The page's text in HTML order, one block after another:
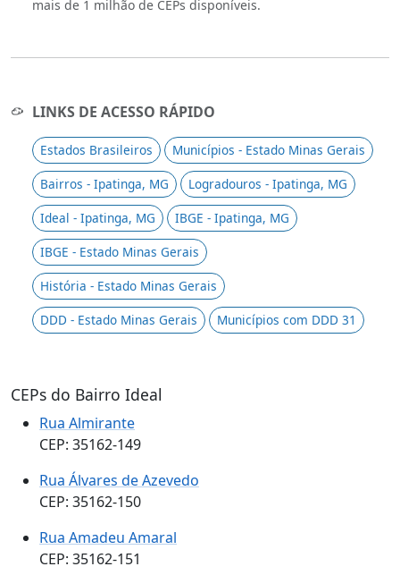
mais de 1 milhão de CEPs disponíveis.
LINKS DE ACESSO RÁPIDO
Estados Brasileiros
Municípios - Estado Minas Gerais
Bairros - Ipatinga, MG
Logradouros - Ipatinga, MG
Ideal - Ipatinga, MG
IBGE - Ipatinga, MG
IBGE - Estado Minas Gerais
História - Estado Minas Gerais
DDD - Estado Minas Gerais
Municípios com DDD 31
CEPs do Bairro Ideal
Rua Almirante
CEP: 35162-149
Rua Álvares de Azevedo
CEP: 35162-150
Rua Amadeu Amaral
CEP: 35162-151